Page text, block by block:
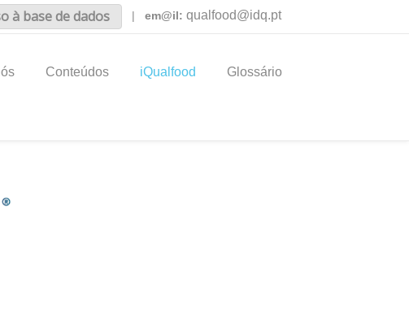
à base de dados | em@il: qualfood@idq.pt
Conteúdos iQualfood Glossário